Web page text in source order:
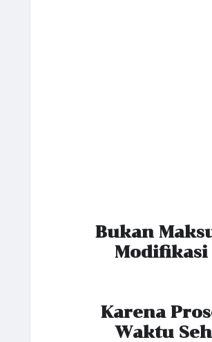
Bukan
Modifikasi
Karena
Waktu